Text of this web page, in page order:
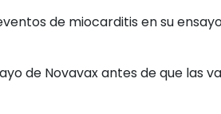
de miocarditis en su
de Novavax antes de que